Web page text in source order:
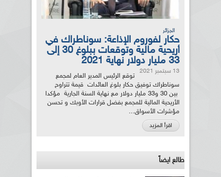
الجزائر
حكار لفوروم الإذاعة: سوناطراك في
أريحية مالية وتوقعات ببلوغ 30 إلى
33 مليار دولار نهاية 2021
13 سبتمبر 2021
توقع الرئيس المدير العام لمجمع
سوناطراك توفيق حكار بلوغ العائدات قيمة تتراوح
بين 30 و33 مليار دولار مع نهاية السنة الجارية مؤكدا
الأريحية المالية للمجمع بفضل قرارات الأوبك و تحسن
مؤشرات الأسواق...
اقرأ المزيد
طالع ايضاً